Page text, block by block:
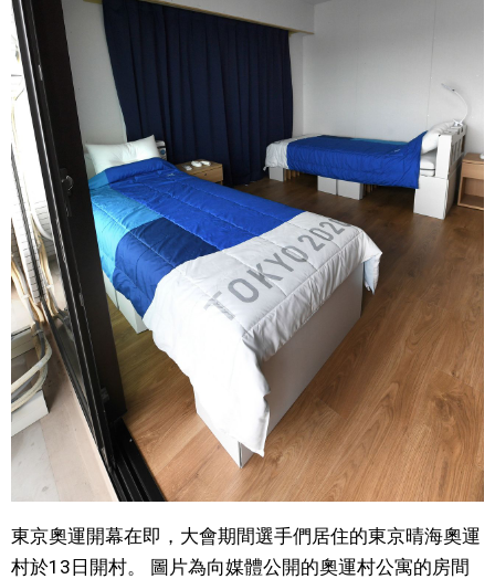
人物訪談
日本入門
政治外交
社會
財經
文化
科學技術
生活
運動
東京奧運開幕在即，大會期間選手們居住的東京晴海奧運
村於13日開村。 圖片為向媒體公開的奧運村公寓的房間